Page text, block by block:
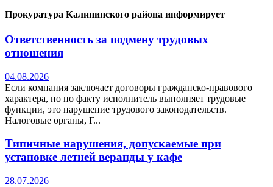
Прокуратура Калининского района информирует
Ответственность за подмену трудовых
отношения
04.08.2026
Если компания заключает договоры гражданско-правового
характера, но по факту исполнитель выполняет трудовые
функции, это нарушение трудового законодательств.
Налоговые органы, Г...
Типичные нарушения, допускаемые при
установке летней веранды у кафе
28.07.2026